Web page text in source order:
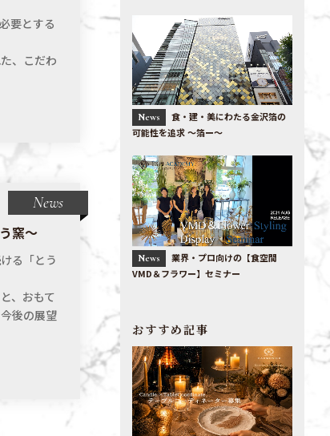
要とする
、こだわ
News
窯～
る「とう
、おもて
後の展望
News
食・建・美にわたる金沢箔の
可能性を追求 〜箔ー〜
News
業界・プロ向けの【食空間
VMD＆フラワー】セミナー
おすすめ記事